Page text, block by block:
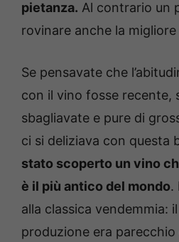
pietanza. Al contrario un
rovinare anche la migliore
Se pensavate che
con il vino fosse recente,
sbagliavate e pure di
ci si deliziava con questa
stato scoperto un vino
è il più antico del mondo.
alla classica vendemmia:
produzione era parecchio